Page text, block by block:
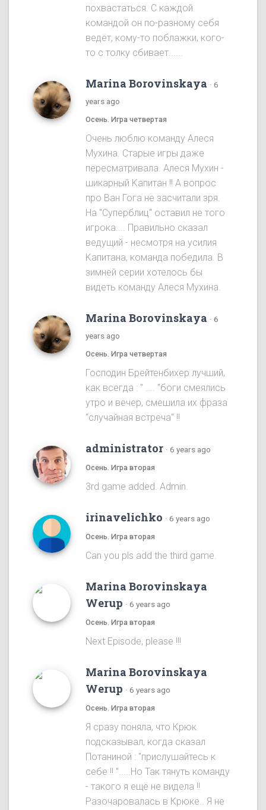
похвастаться. С каждой
командой он по-разному себя
ведёт, кому-то поблажки, кого-
то с толку сбивает......
Marina Borovinskaya · 6
years ago
Осень. Игра четвертая
Oчень люблю команду Алеся
Мухина. Старые игры даже
пересматривала. Алеся Мухин -
шикарный Kапитан !! A вопрос
про Ван Гога не засчитали зря.
На "Cуперблиц" оставил не того
игрока.... Правильно сказал
ведущий - несмотря на усилия
Kапитана, команда победила. B
зимней серии хотелось бы
видеть команду Алеся Мухинa.
Marina Borovinskaya · 6
years ago
Осень. Игра четвертая
Господин Брейтенбихер лучший,
как всегда : " .... "боги смеялись
утро и вечер, смешила их фраза
"случайная встреча" !!
administrator · 6 years ago
Осень. Игра вторая
3rd game added. Admin.
irinavelichko · 6 years ago
Осень. Игра вторая
Can you pls add the third game.
Marina Borovinskaya
Werup · 6 years ago
Осень. Игра вторая
Next Episode, please !!!
Marina Borovinskaya
Werup · 6 years ago
Осень. Игра вторая
Я сразу понялa, что Крюк
подсказывал, когда сказал
Потаниной : "прислушайтесь к
себе !! ".....Ho Так тянуть команду
- такого я ещё не видела !!
Разочаровалась в Крюке.. Я не